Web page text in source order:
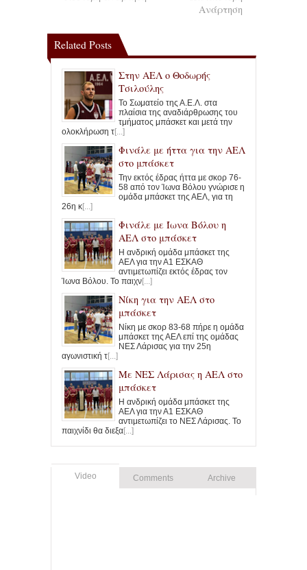
Ανάρτηση
Related Posts
Στην ΑΕΛ ο Θοδωρής
Τσιλούλης
Το Σωματείο της Α.Ε.Λ. στα
πλαίσια της αναδιάρθρωσης του
τμήματος μπάσκετ και μετά την
ολοκλήρωση τ[...]
Φινάλε με ήττα για την ΑΕΛ
στο μπάσκετ
Την εκτός έδρας ήττα με σκορ 76-
58 από τον Ίωνα Βόλου γνώρισε η
ομάδα μπάσκετ της ΑΕΛ, για τη
26η κ[...]
Φινάλε με Ίωνα Βόλου η
ΑΕΛ στο μπάσκετ
Η ανδρική ομάδα μπάσκετ της
ΑΕΛ για την Α1 ΕΣΚΑΘ
αντιμετωπίζει εκτός έδρας τον
Ίωνα Βόλου. Το παιχν[...]
Νίκη για την ΑΕΛ στο
μπάσκετ
Νίκη με σκορ 83-68 πήρε η ομάδα
μπάσκετ της ΑΕΛ επί της ομάδας
ΝΕΣ Λάρισας για την 25η
αγωνιστική τ[...]
Με ΝΕΣ Λάρισας η ΑΕΛ στο
μπάσκετ
Η ανδρική ομάδα μπάσκετ της
ΑΕΛ για την Α1 ΕΣΚΑΘ
αντιμετωπίζει το ΝΕΣ Λάρισας. Το
παιχνίδι θα διεξα[...]
Video Comments Archive